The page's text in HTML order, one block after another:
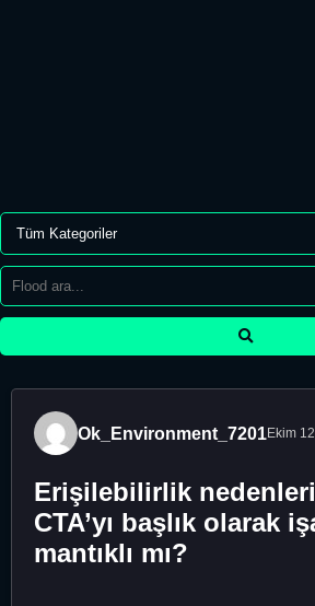
Ok_Environment_7201Ekim
Erişilebilirlik
CTA’yı başlık olarak
mantıklı mı?